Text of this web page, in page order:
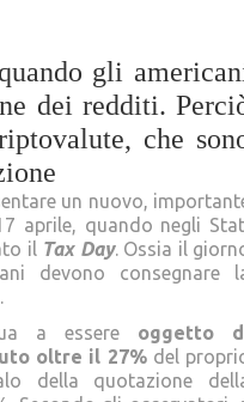
gli
dei redditi.
che
un nuovo,
aprile, quando negli
il Tax Day. Ossia il
devono consegnare
.
a essere oggetto
oltre il 27%del
della quotazione